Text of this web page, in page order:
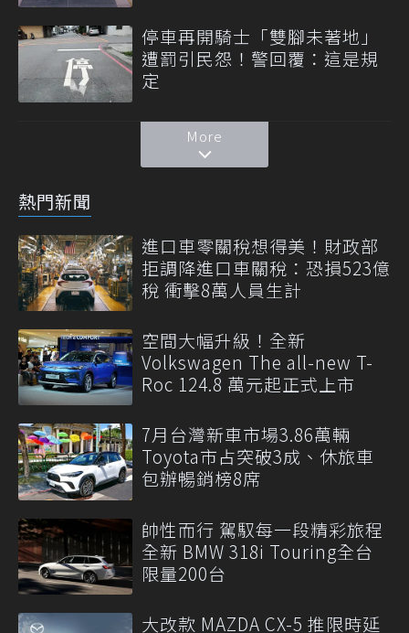
停車再開騎士「雙腳未著地」
遭罰引民怨！警回覆：這是規
定
More
熱門新聞
進口車零關稅想得美！財政部
拒調降進口車關稅：恐損523億
稅 衝擊8萬人員生計
空間大幅升級！全新
Volkswagen The all-new T-
Roc 124.8 萬元起正式上市
7月台灣新車市場3.86萬輛
Toyota市占突破3成、休旅車
包辦暢銷榜8席
帥性而行 駕馭每一段精彩旅程
全新 BMW 318i Touring全台
限量200台
大改款 MAZDA CX-5 推限時延